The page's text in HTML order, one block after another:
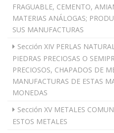
FRAGUABLE, CEMENTO,
MATERIAS ANÁLOGAS;
SUS MANUFACTURAS
Sección XIV PERLAS
PIEDRAS PRECIOSAS O
PRECIOSOS, CHAPADOS DE
MANUFACTURAS DE ESTAS
MONEDAS
Sección XV METALES
ESTOS METALES